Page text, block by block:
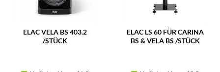
ELAC VELA BS 403.2
/STÜCK
ELAC LS 60 FÜR CARINA
BS & VELA BS /STÜCK